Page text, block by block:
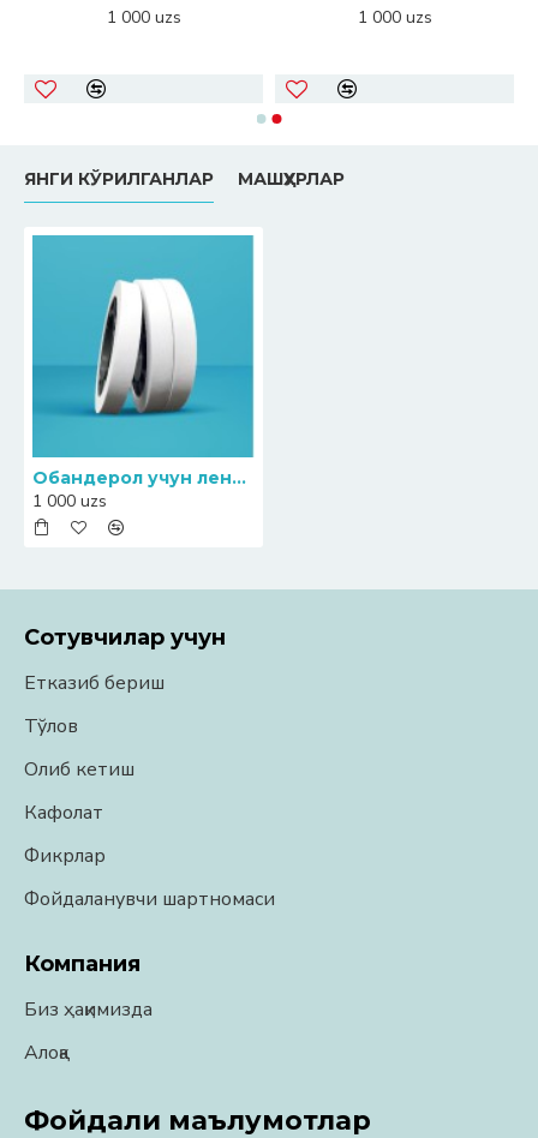
1 000 uzs
1 000 uzs
ЯНГИ КЎРИЛГАНЛАР МАШҲУРЛАР
Обандерол учун лента 20 мм қоғоз
1 000 uzs
Сотувчилар учун
Етказиб бериш
Тўлов
Олиб кетиш
Кафолат
Фикрлар
Фойдаланувчи шартномаси
Компания
Биз ҳақимизда
Алоқа
Фойдали маълумотлар